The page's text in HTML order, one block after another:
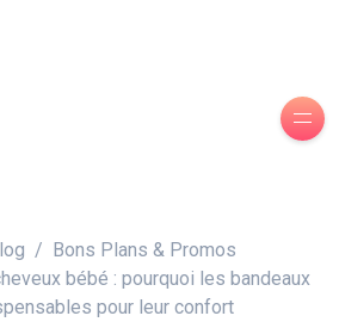
Bons Plans & Promos
bébé : pourquoi les bandeaux
pour leur confort